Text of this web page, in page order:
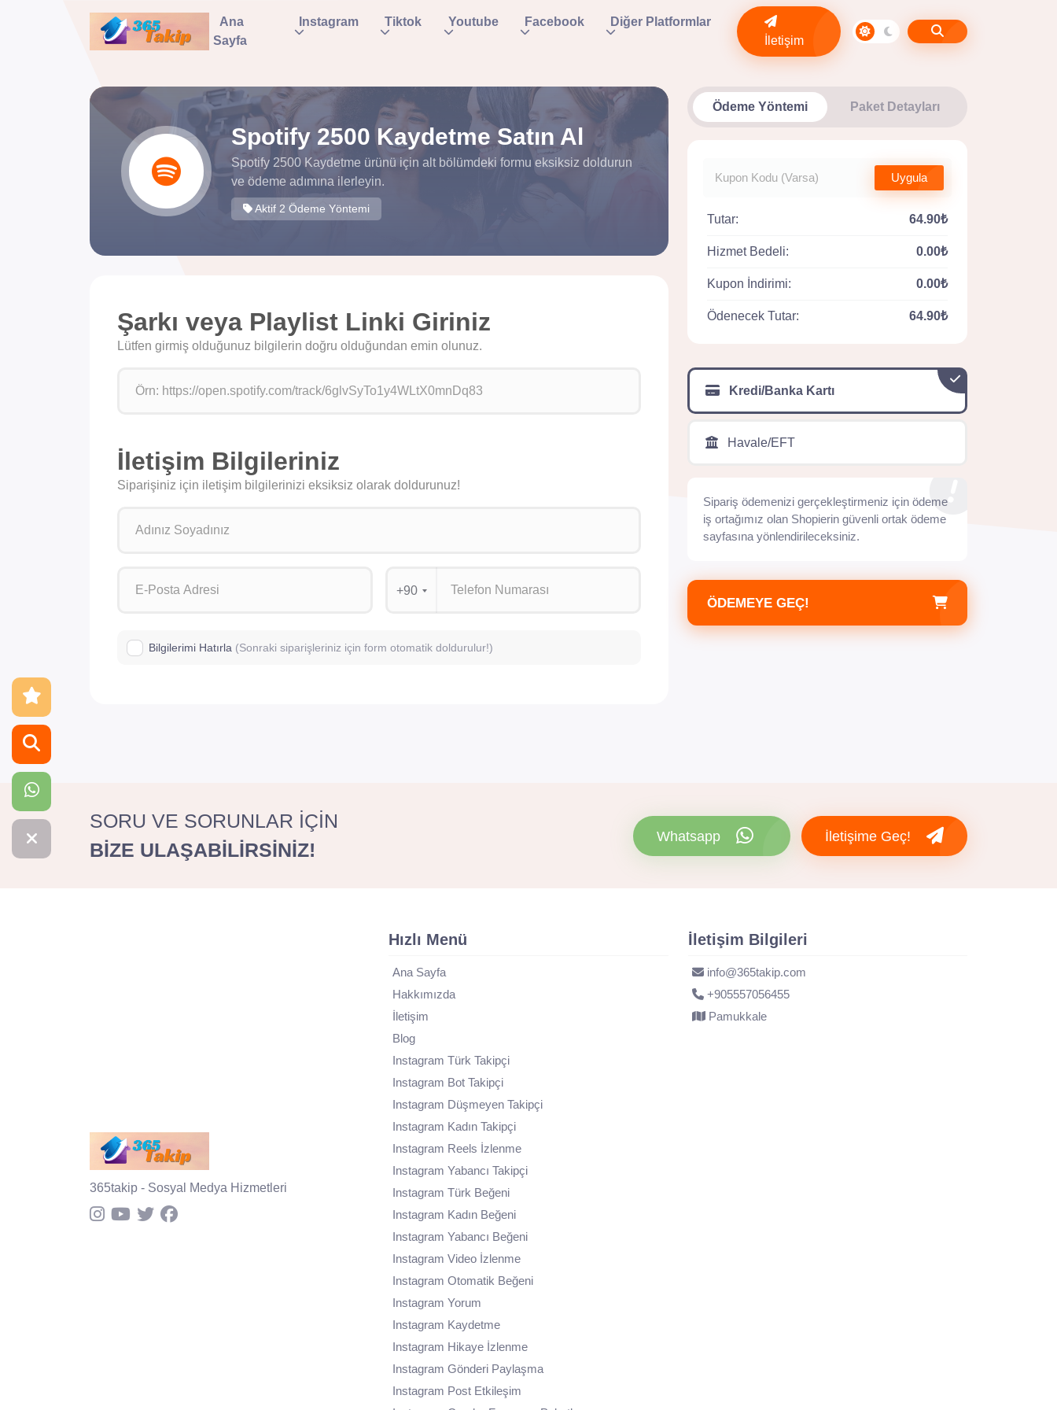
Ana
Sayfa
Instagram Tiktok Youtube Facebook
Diğer Platformlar
İletişim
Spotify 2500 Kaydetme Satın Al
Spotify 2500 Kaydetme ürünü için alt bölümdeki formu eksiksiz doldurun
ve ödeme adımına ilerleyin.
Aktif 2 Ödeme Yöntemi
Şarkı veya Playlist Linki Giriniz
Lütfen girmiş olduğunuz bilgilerin doğru olduğundan emin olunuz.
İletişim Bilgileriniz
Siparişiniz için iletişim bilgilerinizi eksiksiz olarak doldurunuz!
+90
Bilgilerimi Hatırla (Sonraki siparişleriniz için form otomatik doldurulur!)
Ödeme Yöntemi Paket Detayları
Uygula
Tutar: 64.90₺
Hizmet Bedeli: 0.00₺
Kupon İndirimi: 0.00₺
Ödenecek Tutar: 64.90₺
Kredi/Banka Kartı
Havale/EFT
Sipariş ödemenizi gerçekleştirmeniz için ödeme
iş ortağımız olan Shopierin güvenli ortak ödeme
sayfasına yönlendirileceksiniz.
ÖDEMEYE GEÇ!
SORU VE SORUNLAR İÇİN
BİZE ULAŞABİLİRSİNİZ!
Whatsapp İletişime Geç!
365takip - Sosyal Medya Hizmetleri
Hızlı Menü
Ana Sayfa
Hakkımızda
İletişim
Blog
Instagram Türk Takipçi
Instagram Bot Takipçi
Instagram Düşmeyen Takipçi
Instagram Kadın Takipçi
Instagram Reels İzlenme
Instagram Yabancı Takipçi
Instagram Türk Beğeni
Instagram Kadın Beğeni
Instagram Yabancı Beğeni
Instagram Video İzlenme
Instagram Otomatik Beğeni
Instagram Yorum
Instagram Kaydetme
Instagram Hikaye İzlenme
Instagram Gönderi Paylaşma
Instagram Post Etkileşim
İletişim Bilgileri
info@365takip.com
+905557056455
Pamukkale